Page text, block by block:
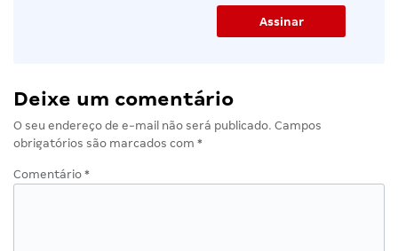
Deixe um comentário
O seu endereço de e-mail não será publicado. Campos
obrigatórios são marcados com *
Comentário *